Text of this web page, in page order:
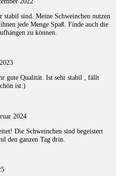
stabil sind. Meine Schweinchen nutzen
jede Menge Spaß. Finde auch die
zu können.
gute Qualität. Ist sehr stabil , fällt
ist:)
2024
Die Schweinchen sind begeistert
den ganzen Tag drin.